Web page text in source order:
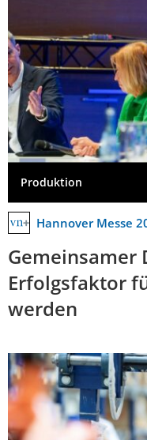
Produktion
Hannover Messe
Gemeinsamer
Erfolgsfaktor
werden